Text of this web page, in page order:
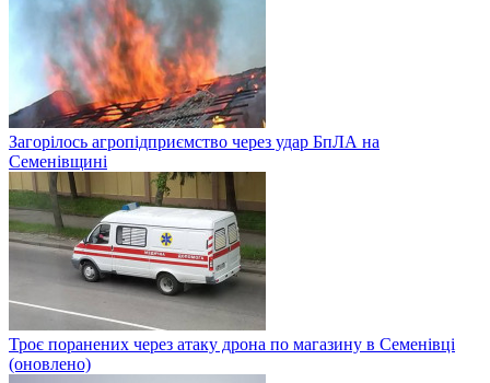
Загорілось агропідприємство через удар БпЛА на
Семенівщині
Троє поранених через атаку дрона по магазину в Семенівці
(оновлено)